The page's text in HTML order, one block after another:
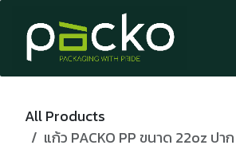
Skip to Content
All Products
แก้ว PACKO PP ขนาด 22oz ปา